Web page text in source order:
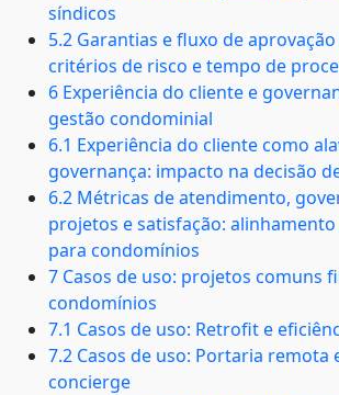
síndicos
5.2 Garantias e fluxo de
critérios de risco e tempo de
6 Experiência do cliente e
gestão condominial
6.1 Experiência do cliente como
governança: impacto na decisão
6.2 Métricas de atendimento,
projetos e satisfação:
para condomínios
7 Casos de uso: projetos comuns
condomínios
7.1 Casos de uso: Retrofit e
7.2 Casos de uso: Portaria remota
concierge